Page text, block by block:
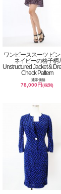
ワンピーススーツ ピン
ネイビーの格子柄 /
Unstructured Jacket &
Check Pattern
通常価格
78,000円(税別)